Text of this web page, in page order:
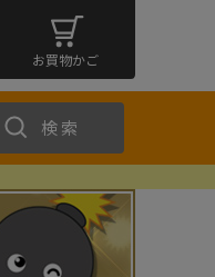
お買物かご
検索